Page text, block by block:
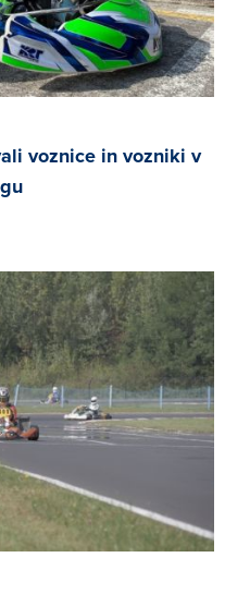
voznice in vozniki v